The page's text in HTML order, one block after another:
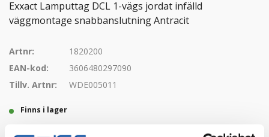
Exxact Lamputtag DCL 1-vägs jordat infälld
väggmontage snabbanslutning Antracit
Artnr:
1820200
EAN-kod:
3606480297090
Tillv. Artnr:
WDE005011
Finns i lager